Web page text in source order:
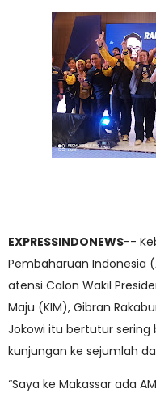
EXPRESSINDONEWS--
Pembaharuan Indonesia
atensi Calon Wakil
Maju (KIM), Gibran
Jokowi itu bertutur sering
kunjungan ke sejumlah
“Saya ke Makassar ada